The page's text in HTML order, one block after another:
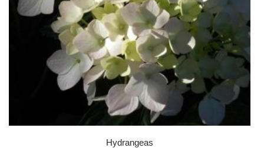
Hydrangeas